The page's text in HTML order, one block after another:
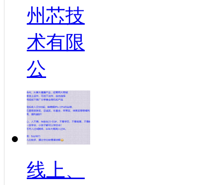
州芯技
术有限
公
线上、